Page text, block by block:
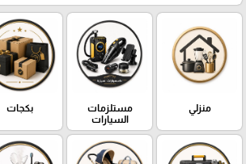
منزلي
مستلزمات
السيارات
بكجات